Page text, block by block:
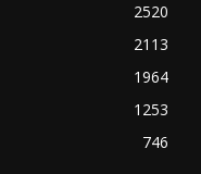
2520
2113
1964
1253
746